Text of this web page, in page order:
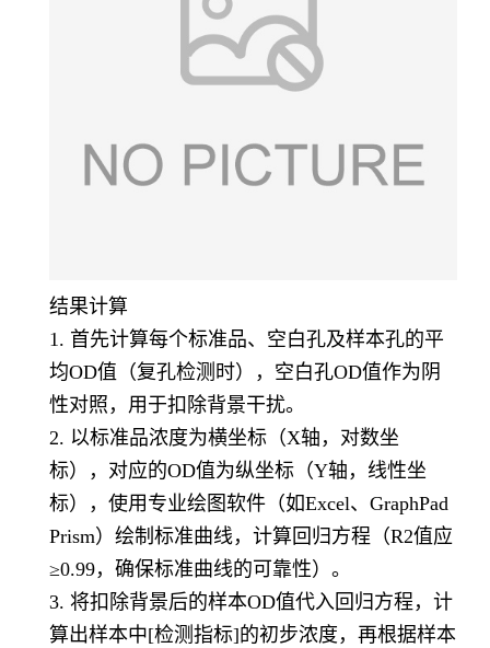
结果计算
1. 首先计算每个标准品、空白孔及样本孔的平
均OD值（复孔检测时），空白孔OD值作为阴
性对照，用于扣除背景干扰。
2. 以标准品浓度为横坐标（X轴，对数坐
标），对应的OD值为纵坐标（Y轴，线性坐
标），使用专业绘图软件（如Excel、GraphPad
Prism）绘制标准曲线，计算回归方程（R2值应
≥0.99，确保标准曲线的可靠性）。
3. 将扣除背景后的样本OD值代入回归方程，计
算出样本中[检测指标]的初步浓度，再根据样本